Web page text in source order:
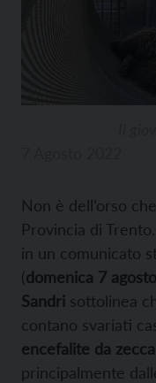
Non è dell’orso
Provincia di
in un comunicato
(domenica 7 agosto
Sandri sottolinea
contano svariati
encefalite da
principalmente